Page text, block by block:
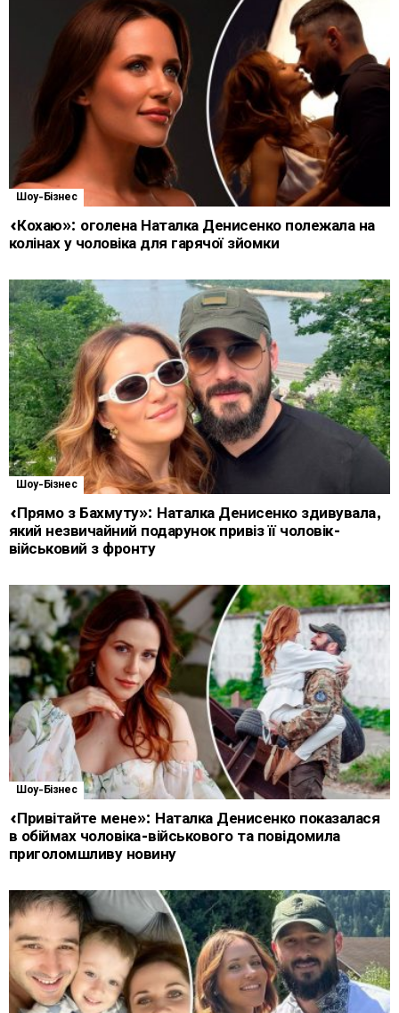
Шоу-Бізнес
«Кохаю»: оголена Наталка Денисенко полежала на
колінах у чоловіка для гарячої зйомки
Шоу-Бізнес
«Прямо з Бахмуту»: Наталка Денисенко здивувала,
який незвичайний подарунок привіз її чоловік-
військовий з фронту
Шоу-Бізнес
«Привітайте мене»: Наталка Денисенко показалася
в обіймах чоловіка-військового та повідомила
приголомшливу новину